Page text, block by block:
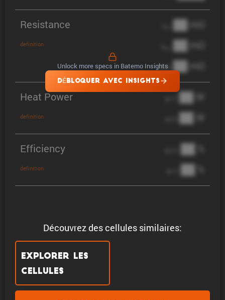
Découvrez des cellules similaires:
Explorer les
cellules
Resistance
definition
██ mΩ
██ mΩ
DCIR ██ mΩ
Heat Power
definition
██ W
██ W
Efficiency
definition
██ %
██ %
Unlock more specs in Batemo Insights
DÉBLOQUER AVEC INSIGHTS